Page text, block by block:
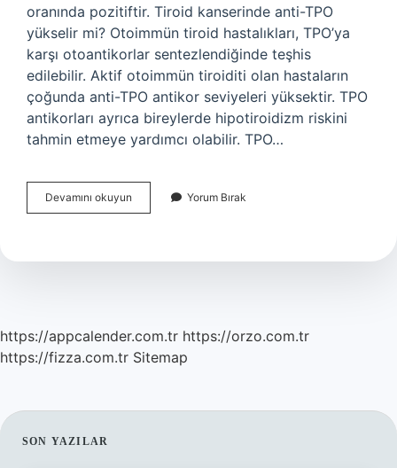
oranında pozitiftir. Tiroid kanserinde anti-TPO
yükselir mi? Otoimmün tiroid hastalıkları, TPO’ya
karşı otoantikorlar sentezlendiğinde teşhis
edilebilir. Aktif otoimmün tiroiditi olan hastaların
çoğunda anti-TPO antikor seviyeleri yüksektir. TPO
antikorları ayrıca bireylerde hipotiroidizm riskini
tahmin etmeye yardımcı olabilir. TPO…
Devamını okuyun
Tpo
Mi
Yorum Bırak
https://appcalender.com.tr https://orzo.com.tr
https://fizza.com.tr Sitemap
SIDEBAR
SON YAZILAR